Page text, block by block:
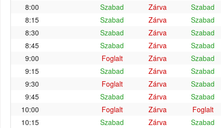
8:00
Szabad Zárva
Szabad
8:15
Szabad Zárva
Szabad
8:30
Szabad Zárva
Szabad
8:45
Szabad Zárva
Szabad
9:00
Foglalt Zárva
Szabad
9:15
Szabad Zárva
Szabad
9:30
Foglalt Zárva
Szabad
9:45
Szabad Zárva
Szabad
10:00
Foglalt Zárva
Foglalt
10:15
Szabad Zárva
Szabad